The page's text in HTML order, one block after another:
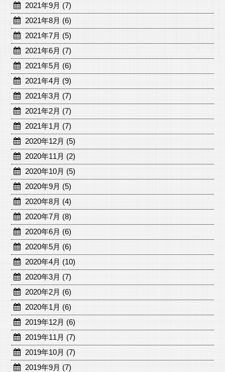
2021年9月 (7)
2021年8月 (6)
2021年7月 (5)
2021年6月 (7)
2021年5月 (6)
2021年4月 (9)
2021年3月 (7)
2021年2月 (7)
2021年1月 (7)
2020年12月 (5)
2020年11月 (2)
2020年10月 (5)
2020年9月 (5)
2020年8月 (4)
2020年7月 (8)
2020年6月 (6)
2020年5月 (6)
2020年4月 (10)
2020年3月 (7)
2020年2月 (6)
2020年1月 (6)
2019年12月 (6)
2019年11月 (7)
2019年10月 (7)
2019年9月 (7)